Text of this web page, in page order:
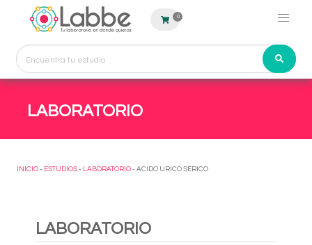
0
LABORATORIO
INICIO - ESTUDIOS - LABORATORIO - ACIDO URICO SÉRICO
LABORATORIO